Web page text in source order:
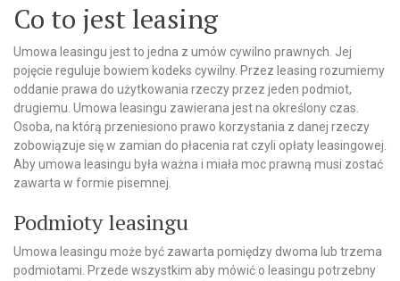
Co to jest leasing
Umowa leasingu jest to jedna z umów cywilno prawnych. Jej
pojęcie reguluje bowiem kodeks cywilny. Przez leasing rozumiemy
oddanie prawa do użytkowania rzeczy przez jeden podmiot,
drugiemu. Umowa leasingu zawierana jest na określony czas.
Osoba, na którą przeniesiono prawo korzystania z danej rzeczy
zobowiązuje się w zamian do płacenia rat czyli opłaty leasingowej.
Aby umowa leasingu była ważna i miała moc prawną musi zostać
zawarta w formie pisemnej.
Podmioty leasingu
Umowa leasingu może być zawarta pomiędzy dwoma lub trzema
podmiotami. Przede wszystkim aby mówić o leasingu potrzebny